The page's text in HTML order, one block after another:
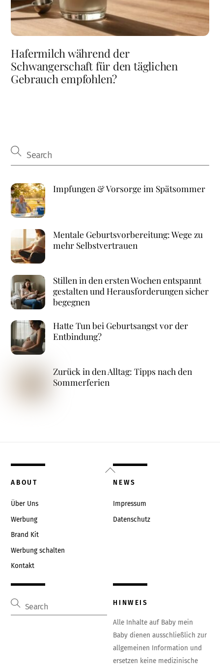
Hafermilch während der
Schwangerschaft für den täglichen
Gebrauch empfohlen?
Impfungen & Vorsorge im Spätsommer
Mentale Geburtsvorbereitung: Wege zu
mehr Selbstvertrauen
Stillen in den ersten Wochen entspannt
gestalten und Herausforderungen sicher
begegnen
Hatte Tun bei Geburtsangst vor der
Entbindung?
Zurück in den Alltag: Tipps nach den
Sommerferien
Back
To
ABOUT
Über Uns
Werbung
Brand Kit
Werbung schalten
Kontakt
NEWS
Impressum
Datenschutz
HINWEIS
Alle Inhalte auf Baby mein
Baby dienen ausschließlich zur
allgemeinen Information und
ersetzen keine medizinische